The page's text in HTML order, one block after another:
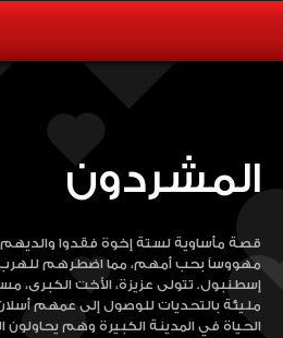
المشردون
قصة مأساوية لستة إخوة فقدوا والديهم
مهووساً بحب أمهم، مما اضطرهم للهرب
إسطنبول. تتولى عزيزة، الأخت الكبرى،
مليئة بالتحديات للوصول إلى عمهم
الحياة في المدينة الكبيرة وهم يحاولون